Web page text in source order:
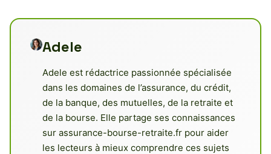
Adele
Adele est rédactrice passionnée spécialisée
dans les domaines de l’assurance, du crédit,
de la banque, des mutuelles, de la retraite et
de la bourse. Elle partage ses connaissances
sur assurance-bourse-retraite.fr pour aider
les lecteurs à mieux comprendre ces sujets